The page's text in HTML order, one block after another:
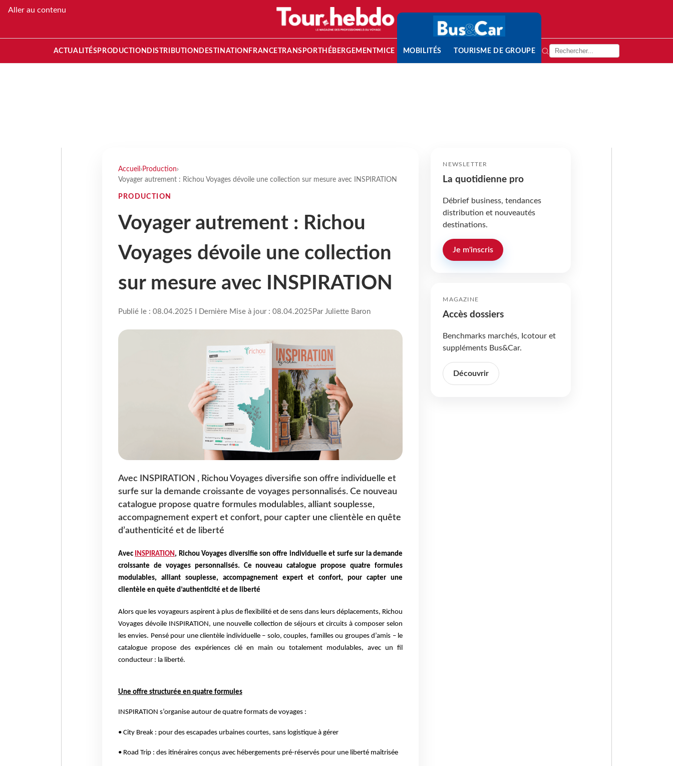
Aller au contenu
ACTUALITÉS PRODUCTION DISTRIBUTION DESTINATION FRANCETRANSPORT HÉBERGEMENTMICE MOBILITÉS TOURISME DE GROUPE
Accueil › Production›
Voyager autrement : Richou Voyages dévoile une collection sur mesure avec INSPIRATION
PRODUCTION
Voyager autrement : Richou
Voyages dévoile une collection
sur mesure avec INSPIRATION
Publié le : 08.04.2025 I Dernière Mise à jour : 08.04.2025 Par Juliette Baron
Avec INSPIRATION , Richou Voyages diversifie son offre individuelle et
surfe sur la demande croissante de voyages personnalisés. Ce nouveau
catalogue propose quatre formules modulables, alliant souplesse,
accompagnement expert et confort, pour capter une clientèle en quête
d’authenticité et de liberté
Avec INSPIRATION , Richou Voyages diversifie son offre individuelle et surfe sur la demande
croissante de voyages personnalisés. Ce nouveau catalogue propose quatre formules
modulables, alliant souplesse, accompagnement expert et confort, pour capter une
clientèle en quête d’authenticité et de liberté
Alors que les voyageurs aspirent à plus de flexibilité et de sens dans leurs déplacements, Richou
Voyages dévoile INSPIRATION, une nouvelle collection de séjours et circuits à composer selon
les envies. Pensé pour une clientèle individuelle – solo, couples, familles ou groupes d’amis – le
catalogue propose des expériences clé en main ou totalement modulables, avec un fil
conducteur : la liberté.
Une offre structurée en quatre formules
INSPIRATION s’organise autour de quatre formats de voyages :
• City Break : pour des escapades urbaines courtes, sans logistique à gérer
• Road Trip : des itinéraires conçus avec hébergements pré-réservés pour une liberté maîtrisée
NEWSLETTER
La quotidienne pro
Débrief business, tendances
distribution et nouveautés
destinations.
Je m'inscris
MAGAZINE
Accès dossiers
Benchmarks marchés, Icotour et
suppléments Bus&Car.
Découvrir